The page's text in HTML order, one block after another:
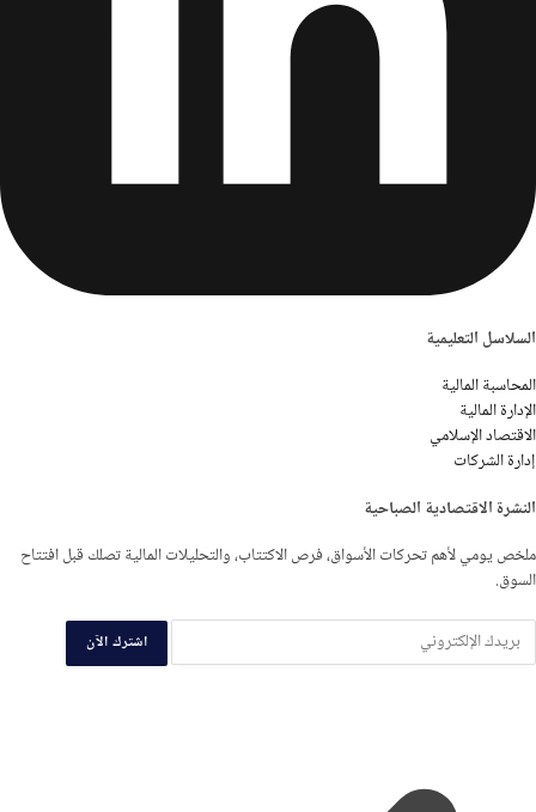
السلاسل التعليمية
المحاسبة المالية
الإدارة المالية
الاقتصاد الإسلامي
إدارة الشركات
النشرة الاقتصادية الصباحية
ملخص يومي لأهم تحركات الأسواق، فرص الاكتتاب، والتحليلات المالية تصلك قبل افتتاح
السوق.
اشترك الآن